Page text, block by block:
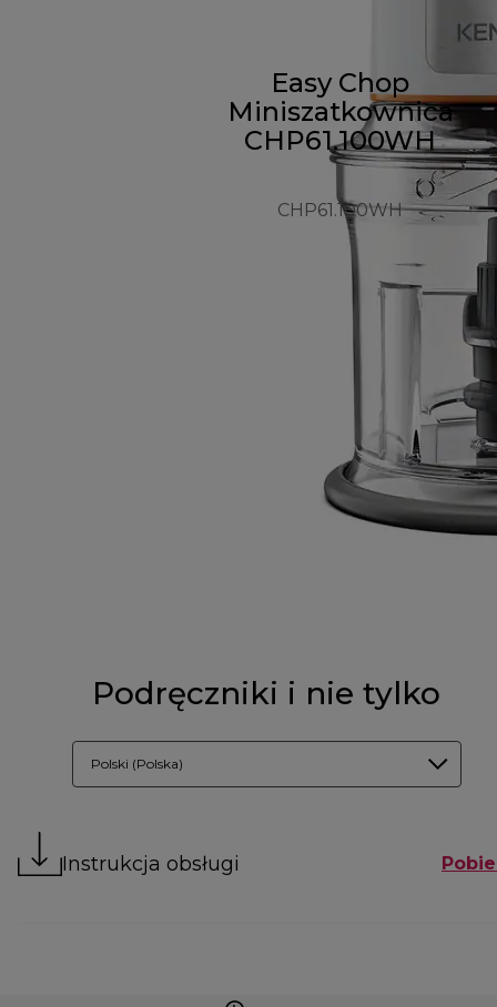
Easy Chop
Miniszatkownica
CHP61.100WH
CHP61.100WH
Podręczniki i nie tylko
Polski (Polska)
Instrukcja obsługi